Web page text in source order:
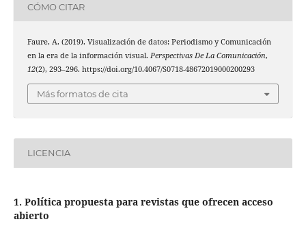
CÓMO CITAR
Faure, A. (2019). Visualización de datos: Periodismo y Comunicación
en la era de la información visual. Perspectivas De La Comunicación,
12(2), 293–296. https://doi.org/10.4067/S0718-48672019000200293
Más formatos de cita
LICENCIA
1. Política propuesta para revistas que ofrecen acceso
abierto